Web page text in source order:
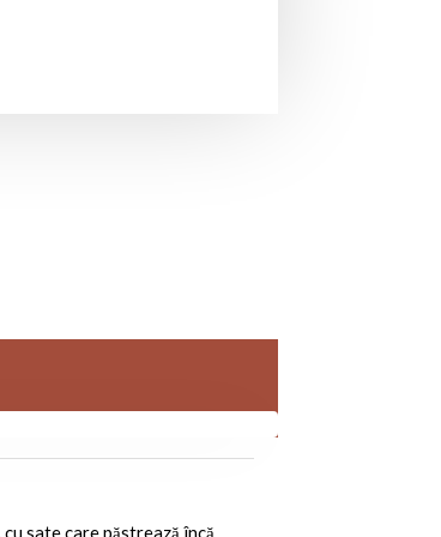
sate care păstrează încă